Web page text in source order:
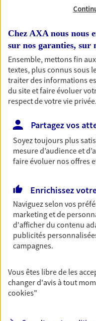
Épargne
Réalisez vos projets
immobilier, études
du monde…
simplement, selon
Préparez
votre vie avec les
notre solution PER
spécialement
Santé
Couvrez vos
votre famille avec
vous ressemble.
Pour un avenir
contrat prévoyance.
d'accident ou de
Chez AXA nous nous
sur nos garanties, sur
Ensemble, mettons fin
textes, plus connus sous
traiter des informations
du site et faire évoluer
respect de votre vie privée.
Partagez vos
Soyez toujours plus
mesure d’audience et
faire évoluer nos offres
Enrichissez
Naviguez selon vos
marketing et de
d'afficher du contenu
publicités
campagnes.
Vous êtes libre de les
changer d'avis à tout
cookies"